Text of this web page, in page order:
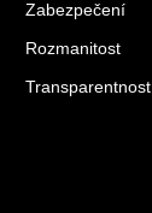
Zabezpečení
Rozmanitost
Transparentnost